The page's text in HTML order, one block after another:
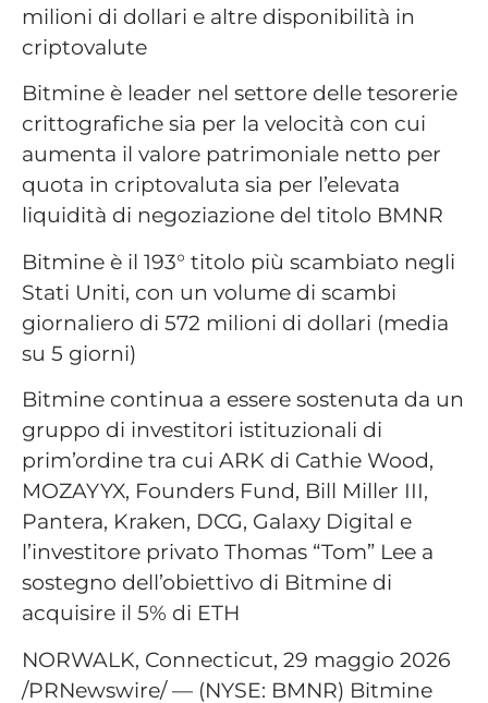
milioni di dollari e altre disponibilità in
criptovalute
Bitmine è leader nel settore delle tesorerie
crittografiche sia per la velocità con cui
aumenta il valore patrimoniale netto per
quota in criptovaluta sia per l’elevata
liquidità di negoziazione del titolo BMNR
Bitmine è il 193° titolo più scambiato negli
Stati Uniti, con un volume di scambi
giornaliero di 572 milioni di dollari (media
su 5 giorni)
Bitmine continua a essere sostenuta da un
gruppo di investitori istituzionali di
prim’ordine tra cui ARK di Cathie Wood,
MOZAYYX, Founders Fund, Bill Miller III,
Pantera, Kraken, DCG, Galaxy Digital e
l’investitore privato Thomas “Tom” Lee a
sostegno dell’obiettivo di Bitmine di
acquisire il 5% di ETH
NORWALK, Connecticut, 29 maggio 2026
/PRNewswire/ — (NYSE: BMNR) Bitmine